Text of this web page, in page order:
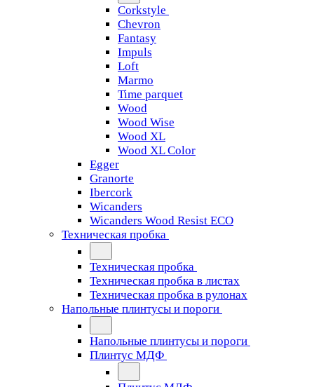
Corkstyle
Chevron
Fantasy
Impuls
Loft
Marmo
Time parquet
Wood
Wood Wise
Wood XL
Wood XL Color
Egger
Granorte
Ibercork
Wicanders
Wicanders Wood Resist ECO
Техническая пробка
Техническая пробка
Техническая пробка в листах
Техническая пробка в рулонах
Напольные плинтусы и пороги
Напольные плинтусы и пороги
Плинтус МДФ